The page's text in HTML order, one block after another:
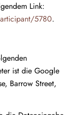
Link:
5780.
ist die Google
Barrow Street,